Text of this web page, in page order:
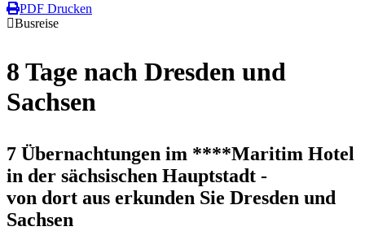
PDF Drucken
Busreise
8 Tage nach Dresden und
Sachsen
7 Übernachtungen im ****Maritim Hotel
in der sächsischen Hauptstadt -
von dort aus erkunden Sie Dresden und
Sachsen